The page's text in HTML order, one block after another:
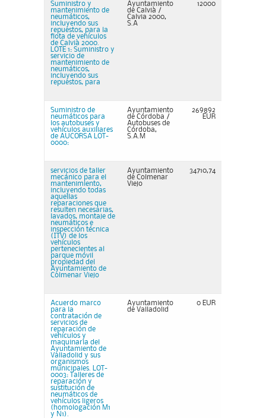
Suministro y
mantenimiento de
neumáticos,
incluyendo sus
repuestos, para la
flota de vehículos
de Calvià 2000.
LOTE 1: Suministro y
servicio de
mantenimiento de
neumáticos,
incluyendo sus
repuestos, para
Ayuntamiento
de Calvià /
Calvia 2000,
S.A
12000
Suministro de
neumáticos para
los autobuses y
vehículos auxiliares
de AUCORSA LOT-
0000:
Ayuntamiento
de Córdoba /
Autobuses de
Córdoba,
S.A.M
269892
EUR
servicios de taller
mecánico para el
mantenimiento,
incluyendo todas
aquellas
reparaciones que
resulten necesarias,
lavados, montaje de
neumáticos e
inspección técnica
(ITV) de los
vehículos
pertenecientes al
parque móvil
propiedad del
Ayuntamiento de
Colmenar Viejo
Ayuntamiento
de Colmenar
Viejo
34710,74
Acuerdo marco
para la
contratación de
servicios de
reparación de
vehículos y
maquinaria del
Ayuntamiento de
Valladolid y sus
organismos
municipales. LOT-
0003: Talleres de
reparación y
sustitución de
neumáticos de
vehículos ligeros
(homologación M1
y N1).
Ayuntamiento
de Valladolid
0 EUR